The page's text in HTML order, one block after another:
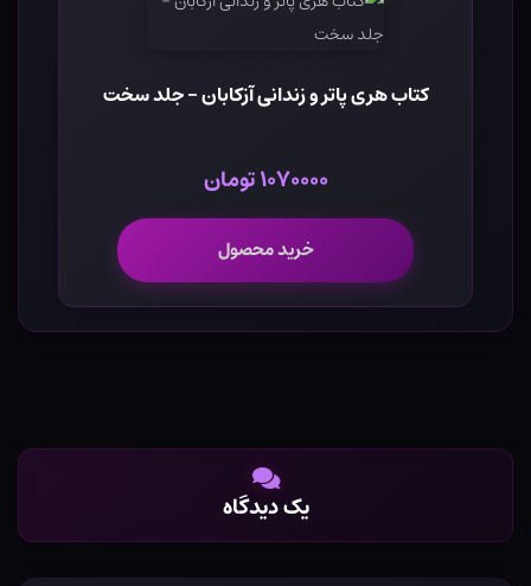
کتاب هری پاتر و زندانی آزکابان - جلد سخت
۱۰۷۰۰۰۰ تومان
خرید محصول
یک دیدگاه